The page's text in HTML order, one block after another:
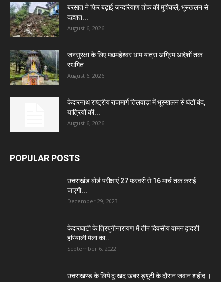
बरसात ने फिर बढ़ाई जन्दरियाण तोक की मुश्किलें, भूस्खलन से
दहशत...
August 6, 2026
जनसुरक्षा के लिए मद्यमहेश्वर धाम यात्रा अग्रिम आदेशों तक
स्थगित
August 6, 2026
केदारनाथ राष्ट्रीय राजमार्ग तिलवाड़ा में भूस्खलन से घंटों बंद,
यात्रियों की...
August 6, 2026
POPULAR POSTS
उत्तराखंड बोर्ड परीक्षाएं 27 फ़रवरी से 16 मार्च तक कराई
जाएगी...
December 29, 2023
केदारघाटी के त्रियुगीनारायण में तीन दिवसीय वामन द्वादशी
हरियाली मेला का...
September 6, 2022
उत्तराखण्ड के लिये दुःखद खबर ड्यूटी के दौरान जवान शहीद ।